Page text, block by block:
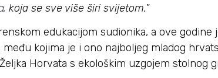
, koja se sve više širi svijetom.”
edukacijom sudionika, a ove godine
kojima je i ono najboljeg mladog
Horvata s ekološkim uzgojem stolnog